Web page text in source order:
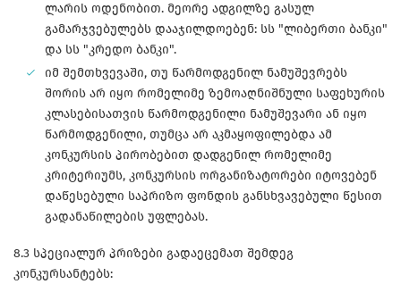
ლარის ოდენობით. მეორე ადგილზე გასულ
გამარჯვებულებს დააჯილდოებენ: სს "ლიბერთი ბანკი"
და სს "კრედო ბანკი".
იმ შემთხვევაში, თუ წარმოდგენილ ნამუშევრებს
შორის არ იყო რომელიმე ზემოაღნიშნული საფეხურის
კლასებისათვის წარმოდგენილი ნამუშევარი ან იყო
წარმოდგენილი, თუმცა არ აკმაყოფილებდა ამ
კონკურსის პირობებით დადგენილ რომელიმე
კრიტერიუმს, კონკურსის ორგანიზატორები იტოვებენ
დაწესებული საპრიზო ფონდის განსხვავებული წესით
გადანაწილების უფლებას.
8.3 სპეციალურ პრიზები გადაეცემათ შემდეგ
კონკურსანტებს: